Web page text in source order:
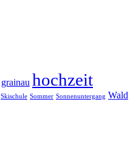
grainau hochzeit
Skischule Sommer Sonnenuntergang Wald